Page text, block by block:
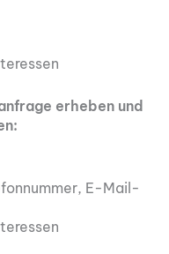
erheben und
E-Mail-